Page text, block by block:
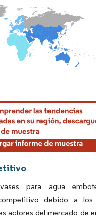
El uso requiere atribución según
para agua
debido a los
actores del mercado de